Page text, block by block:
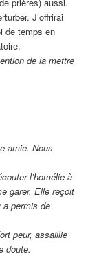
prières) aussi.
J’offrirai
de temps en
de la mettre
amie. Nous
l’homélie à
garer. Elle reçoit
a permis de
peur, assaillie
doute.